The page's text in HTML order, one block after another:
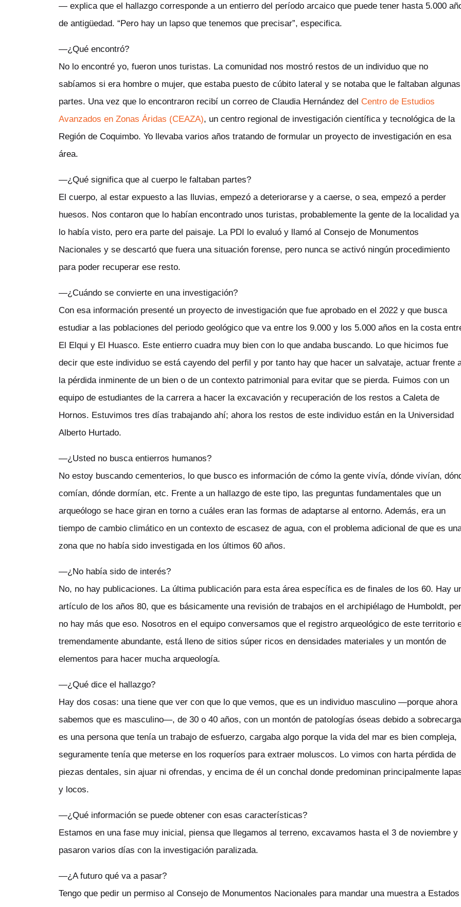
— explica que el hallazgo corresponde a un entierro del período arcaico que puede tener hasta 5.000
de antigüedad. “Pero hay un lapso que tenemos que precisar”, especifica.
—¿Qué encontró?
No lo encontré yo, fueron unos turistas. La comunidad nos mostró restos de un individuo que no
sabíamos si era hombre o mujer, que estaba puesto de cúbito lateral y se notaba que le faltaban algunas
partes. Una vez que lo encontraron recibí un correo de Claudia Hernández del Centro de Estudios
Avanzados en Zonas Áridas (CEAZA), un centro regional de investigación científica y tecnológica de la
Región de Coquimbo. Yo llevaba varios años tratando de formular un proyecto de investigación en esa
área.
—¿Qué significa que al cuerpo le faltaban partes?
El cuerpo, al estar expuesto a las lluvias, empezó a deteriorarse y a caerse, o sea, empezó a perder
huesos. Nos contaron que lo habían encontrado unos turistas, probablemente la gente de la localidad ya
lo había visto, pero era parte del paisaje. La PDI lo evaluó y llamó al Consejo de Monumentos
Nacionales y se descartó que fuera una situación forense, pero nunca se activó ningún procedimiento
para poder recuperar ese resto.
—¿Cuándo se convierte en una investigación?
Con esa información presenté un proyecto de investigación que fue aprobado en el 2022 y que busca
estudiar a las poblaciones del periodo geológico que va entre los 9.000 y los 5.000 años en la costa
El Elqui y El Huasco. Este entierro cuadra muy bien con lo que andaba buscando. Lo que hicimos fue
decir que este individuo se está cayendo del perfil y por tanto hay que hacer un salvataje, actuar frente
la pérdida inminente de un bien o de un contexto patrimonial para evitar que se pierda. Fuimos con un
equipo de estudiantes de la carrera a hacer la excavación y recuperación de los restos a Caleta de
Hornos. Estuvimos tres días trabajando ahí; ahora los restos de este individuo están en la Universidad
Alberto Hurtado.
—¿Usted no busca entierros humanos?
No estoy buscando cementerios, lo que busco es información de cómo la gente vivía, dónde vivían,
comían, dónde dormían, etc. Frente a un hallazgo de este tipo, las preguntas fundamentales que un
arqueólogo se hace giran en torno a cuáles eran las formas de adaptarse al entorno. Además, era un
tiempo de cambio climático en un contexto de escasez de agua, con el problema adicional de que es
zona que no había sido investigada en los últimos 60 años.
—¿No había sido de interés?
No, no hay publicaciones. La última publicación para esta área específica es de finales de los 60. Hay
artículo de los años 80, que es básicamente una revisión de trabajos en el archipiélago de Humboldt,
no hay más que eso. Nosotros en el equipo conversamos que el registro arqueológico de este territorio
tremendamente abundante, está lleno de sitios súper ricos en densidades materiales y un montón de
elementos para hacer mucha arqueología.
—¿Qué dice el hallazgo?
Hay dos cosas: una tiene que ver con que lo que vemos, que es un individuo masculino —porque ahora
sabemos que es masculino—, de 30 o 40 años, con un montón de patologías óseas debido a
es una persona que tenía un trabajo de esfuerzo, cargaba algo porque la vida del mar es bien compleja,
seguramente tenía que meterse en los roqueríos para extraer moluscos. Lo vimos con harta pérdida de
piezas dentales, sin ajuar ni ofrendas, y encima de él un conchal donde predominan principalmente
y locos.
—¿Qué información se puede obtener con esas características?
Estamos en una fase muy inicial, piensa que llegamos al terreno, excavamos hasta el 3 de noviembre y
pasaron varios días con la investigación paralizada.
—¿A futuro qué va a pasar?
Tengo que pedir un permiso al Consejo de Monumentos Nacionales para mandar una muestra a Estados